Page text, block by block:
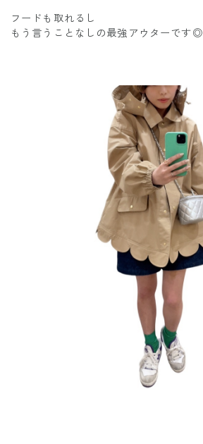
フードも取れるし
もう言うことなしの最強アウターです◎